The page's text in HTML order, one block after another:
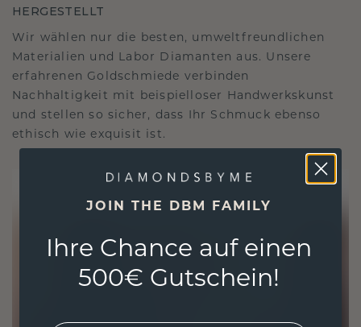
HERGESTELLT
Wir wählen nur die besten, umweltfreundlichen
Materialien und Labor Diamanten aus. Unsere
erfahrenen Goldschmiede verbinden
Nachhaltigkeit mit beispielloser Handwerkskunst
und stellen so sicher, dass Ihr Schmuck ebenso
ethisch wie exquisit ist.
JOIN THE DBM FAMILY
Ihre Chance auf einen
500€ Gutschein!